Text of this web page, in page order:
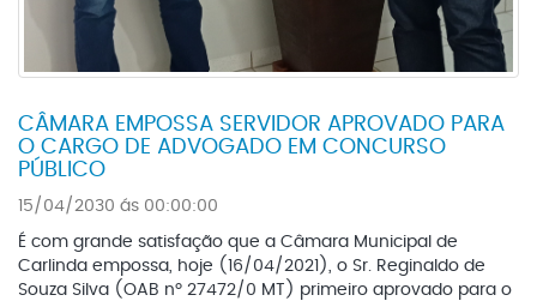
CÂMARA EMPOSSA SERVIDOR APROVADO PARA
O CARGO DE ADVOGADO EM CONCURSO
PÚBLICO
15/04/2030 ás 00:00:00
É com grande satisfação que a Câmara Municipal de
Carlinda empossa, hoje (16/04/2021), o Sr. Reginaldo de
Souza Silva (OAB nº 27472/0 MT) primeiro aprovado para o